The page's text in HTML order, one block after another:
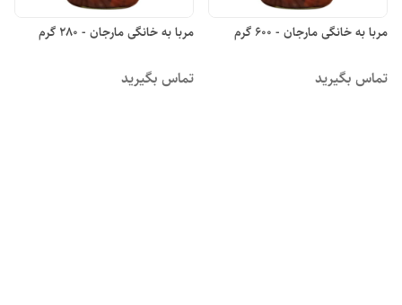
مربا به خانگی مارجان - 600 گرم
تماس بگیرید
مربا به خانگی مارجان - 280 گرم
تماس بگیرید